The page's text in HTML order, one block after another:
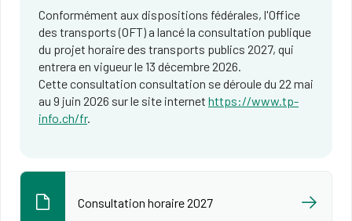
Conformément aux dispositions fédérales, l'Office
des transports (OFT) a lancé la consultation publique
du projet horaire des transports publics 2027, qui
entrera en vigueur le 13 décembre 2026.
Cette consultation consultation se déroule du 22 mai
au 9 juin 2026 sur le site internet https://www.tp-
info.ch/fr.
Consultation horaire 2027